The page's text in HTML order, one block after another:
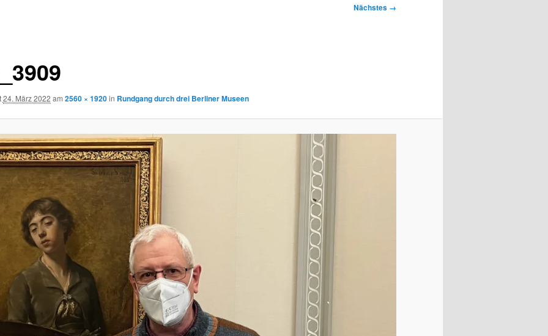
Nächstes →
24. März 2022 am 2560 × 1920in Rundgang durch drei Berliner Museen